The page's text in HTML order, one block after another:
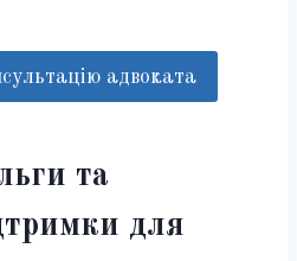
адвоката
та
для